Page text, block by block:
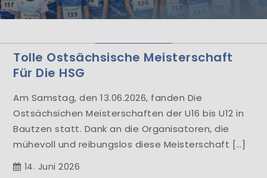
Herzlich Willkommen
Learn More
Tolle Ostsächsische Meisterschaft
Für Die HSG
Am Samstag, den 13.06.2026, fanden Die
Ostsächsichen Meisterschaften der U16 bis U12 in
Bautzen statt. Dank an die Organisatoren, die
mühevoll und reibungslos diese Meisterschaft […]
14. Juni 2026